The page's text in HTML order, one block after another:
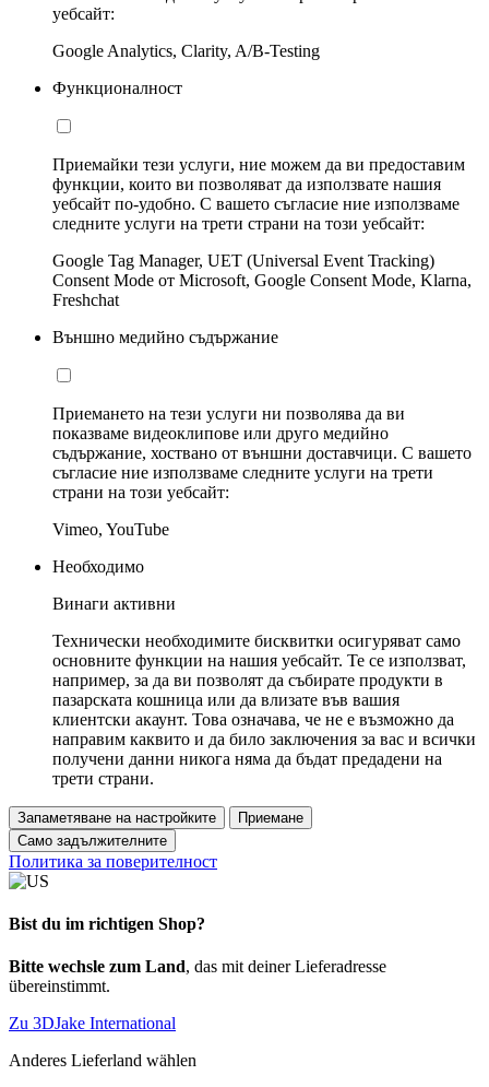
уебсайт:
Google Analytics, Clarity, A/B-Testing
Функционалност
Приемайки тези услуги, ние можем да ви предоставим
функции, които ви позволяват да използвате нашия
уебсайт по-удобно. С вашето съгласие ние използваме
следните услуги на трети страни на този уебсайт:
Google Tag Manager, UET (Universal Event Tracking)
Consent Mode от Microsoft, Google Consent Mode, Klarna,
Freshchat
Външно медийно съдържание
Приемането на тези услуги ни позволява да ви
показваме видеоклипове или друго медийно
съдържание, хоствано от външни доставчици. С вашето
съгласие ние използваме следните услуги на трети
страни на този уебсайт:
Vimeo, YouTube
Необходимо
Винаги активни
Технически необходимите бисквитки осигуряват само
основните функции на нашия уебсайт. Те се използват,
например, за да ви позволят да събирате продукти в
пазарската кошница или да влизате във вашия
клиентски акаунт. Това означава, че не е възможно да
направим каквито и да било заключения за вас и всички
получени данни никога няма да бъдат предадени на
трети страни.
Запаметяване на настройките
Приемане
Само задължителните
Политика за поверителност
Bist du im richtigen Shop?
Bitte wechsle zum Land, das mit deiner Lieferadresse
übereinstimmt.
Zu 3DJake International
Anderes Lieferland wählen